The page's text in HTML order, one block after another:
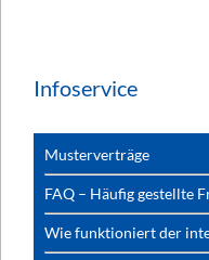
Infoservice
Musterverträge
FAQ – Häufig gestellte
Wie funktioniert der